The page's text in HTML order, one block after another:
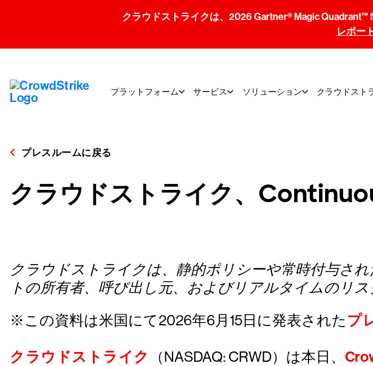
クラウドストライクは、2026 Gartner® Magic Quadrant™
レポー
プラットフォーム サービス ソリューション クラウドスト
プレスルームに戻る
クラウドストライク、
クラウドストライクは、静的ポリシーや常時付与さ
トの所有者、呼び出し元、およびリアルタイムのリ
※この資料は米国にて2026年6月15日に発表された プ
クラウドストライク （NASDAQ: CRWD）は本日、